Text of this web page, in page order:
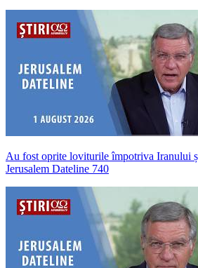
Au fost oprite loviturile împotriva Iranului
Jerusalem Dateline 740